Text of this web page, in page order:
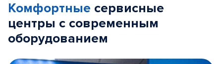
Комфортные сервисные
центры с современным
оборудованием